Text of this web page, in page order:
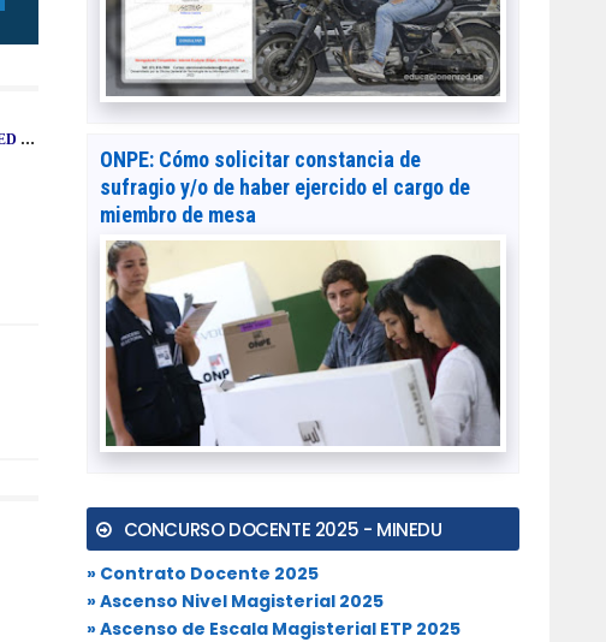
Temblor en Chile de Magnitud 5.1 (Hoy Miércoles 13 Marzo 2024) Terremoto Sismo Epicentro - Putre - Arica - Parinacota - ONEMI - SENAPRED [ACTUALIZADO]
ONPE: Cómo solicitar constancia de
sufragio y/o de haber ejercido el cargo de
miembro de mesa
CONCURSO DOCENTE 2025 - MINEDU
» Contrato Docente 2025
» Ascenso Nivel Magisterial 2025
» Ascenso de Escala Magisterial ETP 2025